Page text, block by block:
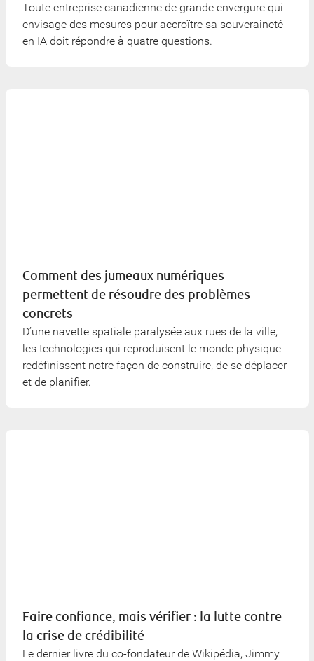
Toute entreprise canadienne de grande envergure qui
envisage des mesures pour accroître sa souveraineté
en IA doit répondre à quatre questions.
Comment des jumeaux numériques
permettent de résoudre des problèmes
concrets
D’une navette spatiale paralysée aux rues de la ville,
les technologies qui reproduisent le monde physique
redéfinissent notre façon de construire, de se déplacer
et de planifier.
Faire confiance, mais vérifier : la lutte contre
la crise de crédibilité
Le dernier livre du co-fondateur de Wikipédia, Jimmy